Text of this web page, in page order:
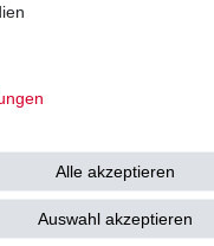
von
wir
53783
unbedingt
Alle akzeptieren
Auswahl akzeptieren